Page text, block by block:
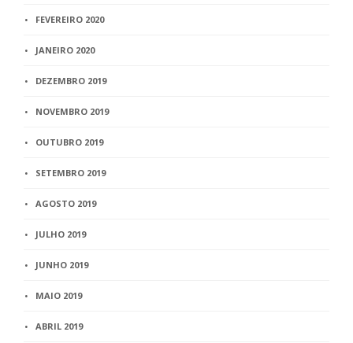
FEVEREIRO 2020
JANEIRO 2020
DEZEMBRO 2019
NOVEMBRO 2019
OUTUBRO 2019
SETEMBRO 2019
AGOSTO 2019
JULHO 2019
JUNHO 2019
MAIO 2019
ABRIL 2019